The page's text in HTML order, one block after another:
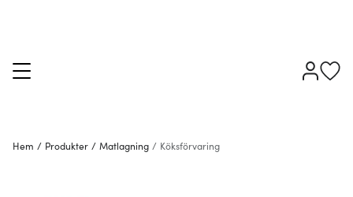
Hem / Produkter / Matlagning / Köksförvaring